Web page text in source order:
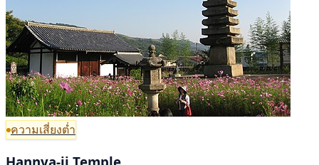
ความเสี่ยงต่ำ